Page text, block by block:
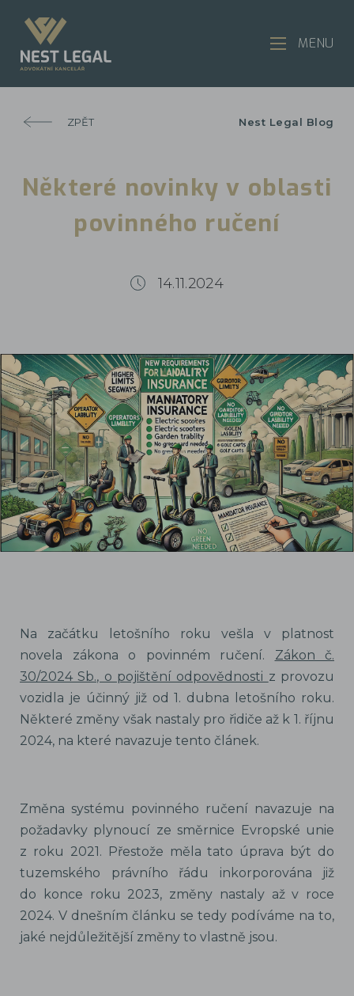
ZPĚT Nest Legal Blog
Některé novinky v oblasti
povinného ručení
14.11.2024
Na začátku letošního roku vešla v platnost
novela zákona o povinném ručení. Zákon č.
30/2024 Sb., o pojištění odpovědnosti z provozu
vozidla je účinný již od 1. dubna letošního roku.
Některé změny však nastaly pro řidiče až k 1. říjnu
2024, na které navazuje tento článek.
Změna systému povinného ručení navazuje na
požadavky plynoucí ze směrnice Evropské unie
z roku 2021. Přestože měla tato úprava být do
tuzemského právního řádu inkorporována již
do konce roku 2023, změny nastaly až v roce
2024. V dnešním článku se tedy podíváme na to,
jaké nejdůležitější změny to vlastně jsou.
MENU